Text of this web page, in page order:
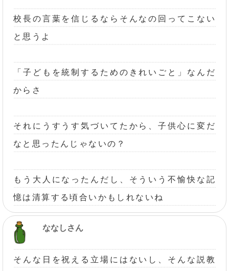
校長の言葉を信じるならそんなの回ってこない
と思うよ
「子どもを統制するためのきれいごと」なんだ
からさ
それにうすうす気づいてたから、子供心に変だ
なと思ったんじゃないの？
もう大人になったんだし、そういう不愉快な記
憶は清算する頃合いかもしれないね
ななしさん
そんな日を祝える立場にはないし、そんな説教